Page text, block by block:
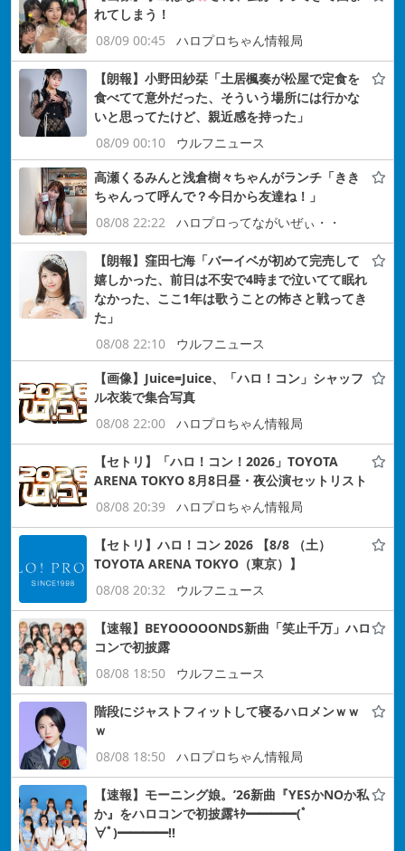
れてしまう！
08/09 00:45
ハロプロちゃん情報局
【朗報】小野田紗栞「土居楓奏が松屋で定食を
食べてて意外だった、そういう場所には行かな
いと思ってたけど、親近感を持った」
08/09 00:10
ウルフニュース
高瀬くるみんと浅倉樹々ちゃんがランチ「きき
ちゃんって呼んで？今日から友達ね！」
08/08 22:22
ハロプロってながいぜぃ・・
【朗報】窪田七海「バーイベが初めて完売して
嬉しかった、前日は不安で4時まで泣いてて眠れ
なかった、ここ1年は歌うことの怖さと戦ってき
た」
08/08 22:10
ウルフニュース
【画像】Juice=Juice、「ハロ！コン」シャッフ
ル衣装で集合写真
08/08 22:00
ハロプロちゃん情報局
【セトリ】「ハロ！コン！2026」TOYOTA
ARENA TOKYO 8月8日昼・夜公演セットリスト
08/08 20:39
ハロプロちゃん情報局
【セトリ】ハロ！コン 2026 【8/8 （土）
TOYOTA ARENA TOKYO（東京）】
08/08 20:32
ウルフニュース
【速報】BEYOOOOONDS新曲「笑止千万」ハロ
コンで初披露
08/08 18:50
ウルフニュース
階段にジャストフィットして寝るハロメンｗｗ
ｗ
08/08 18:50
ハロプロちゃん情報局
【速報】モーニング娘。’26新曲『YESかNOか私
か』をハロコンで初披露ｷﾀ━━━━(ﾟ
∀ﾟ)━━━━!!